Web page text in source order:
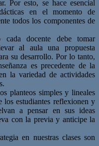
Por esto, se hace esencial
en el momento de
todos los componentes de
cada docente debe tomar
al aula una propuesta
su desarrollo. Por lo tanto,
es precedente de la
la variedad de actividades
planteos simples y lineales
los estudiantes reflexionen y
a pensar en sus ideas
con la previa y anticipe la
en nuestras clases son